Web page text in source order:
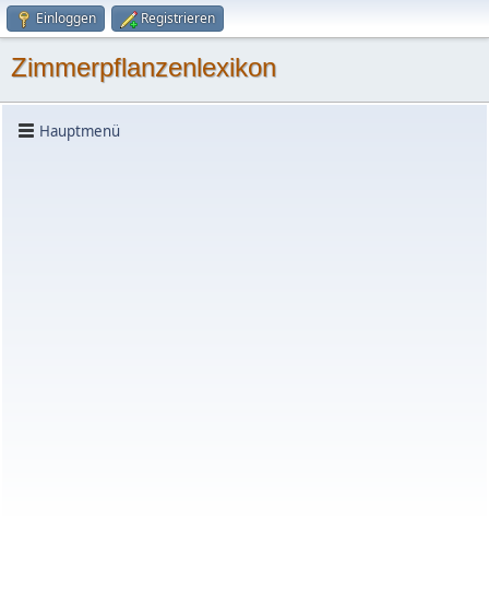
Einloggen Registrieren
Zimmerpflanzenlexikon
Hauptmenü